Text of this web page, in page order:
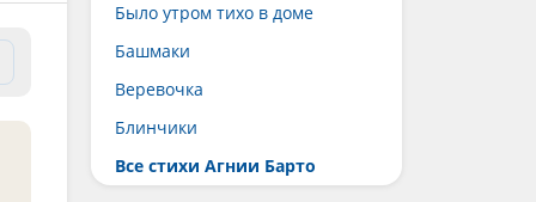
Было утром тихо в доме
Башмаки
Веревочка
Блинчики
Все стихи Агнии Барто